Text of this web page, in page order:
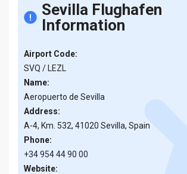
Sevilla Flughafen
Information
Airport Code:
SVQ / LEZL
Name:
Aeropuerto de Sevilla
Address:
A-4, Km. 532, 41020 Sevilla, Spain
Phone:
+34 954 44 90 00
Website: